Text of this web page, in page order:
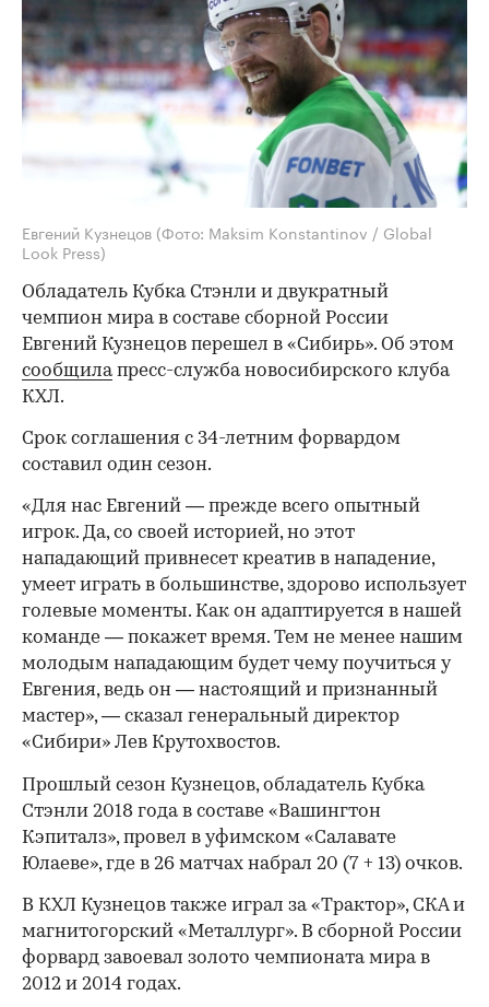
Евгений Кузнецов (Фото: Maksim Konstantinov / Global
Look Press)
Обладатель Кубка Стэнли и двукратный
чемпион мира в составе сборной России
Евгений Кузнецов перешел в «Сибирь». Об этом
сообщилапресс-служба новосибирского клуба
КХЛ.
Срок соглашения с 34-летним форвардом
составил один сезон.
«Для нас Евгений — прежде всего опытный
игрок. Да, со своей историей, но этот
нападающий привнесет креатив в нападение,
умеет играть в большинстве, здорово использует
голевые моменты. Как он адаптируется в нашей
команде — покажет время. Тем не менее нашим
молодым нападающим будет чему поучиться у
Евгения, ведь он — настоящий и признанный
мастер», — сказал генеральный директор
«Сибири» Лев Крутохвостов.
00:00
Прошлый сезон Кузнецов, обладатель Кубка
Стэнли 2018 года в составе «Вашингтон
Кэпиталз», провел в уфимском «Салавате
Юлаеве», где в 26 матчах набрал 20 (7 + 13) очков.
В КХЛ Кузнецов также играл за «Трактор», СКА и
магнитогорский «Металлург». В сборной России
форвард завоевал золото чемпионата мира в
2012 и 2014 годах.